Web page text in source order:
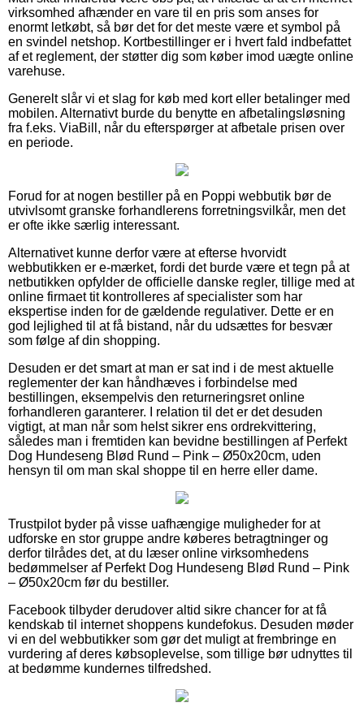
virksomhed afhænder en vare til en pris som anses for
enormt letkøbt, så bør det for det meste være et symbol på
en svindel netshop. Kortbestillinger er i hvert fald indbefattet
af et reglement, der støtter dig som køber imod uægte online
varehuse.
Generelt slår vi et slag for køb med kort eller betalinger med
mobilen. Alternativt burde du benytte en afbetalingsløsning
fra f.eks. ViaBill, når du efterspørger at afbetale prisen over
en periode.
Forud for at nogen bestiller på en Poppi webbutik bør de
utvivlsomt granske forhandlerens forretningsvilkår, men det
er ofte ikke særlig interessant.
Alternativet kunne derfor være at efterse hvorvidt
webbutikken er e-mærket, fordi det burde være et tegn på at
netbutikken opfylder de officielle danske regler, tillige med at
online firmaet tit kontrolleres af specialister som har
ekspertise inden for de gældende regulativer. Dette er en
god lejlighed til at få bistand, når du udsættes for besvær
som følge af din shopping.
Desuden er det smart at man er sat ind i de mest aktuelle
reglementer der kan håndhæves i forbindelse med
bestillingen, eksempelvis den returneringsret online
forhandleren garanterer. I relation til det er det desuden
vigtigt, at man når som helst sikrer ens ordrekvittering,
således man i fremtiden kan bevidne bestillingen af Perfekt
Dog Hundeseng Blød Rund – Pink – Ø50x20cm, uden
hensyn til om man skal shoppe til en herre eller dame.
Trustpilot byder på visse uafhængige muligheder for at
udforske en stor gruppe andre køberes betragtninger og
derfor tilrådes det, at du læser online virksomhedens
bedømmelser af Perfekt Dog Hundeseng Blød Rund – Pink
– Ø50x20cm før du bestiller.
Facebook tilbyder derudover altid sikre chancer for at få
kendskab til internet shoppens kundefokus. Desuden møder
vi en del webbutikker som gør det muligt at frembringe en
vurdering af deres købsoplevelse, som tillige bør udnyttes til
at bedømme kundernes tilfredshed.